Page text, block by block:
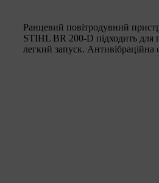
Ранцевий повітродувний
STIHL BR 200-D підходить для
легкий запуск. Антивібраційна